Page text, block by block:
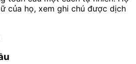
của họ, xem ghi chú được dịch